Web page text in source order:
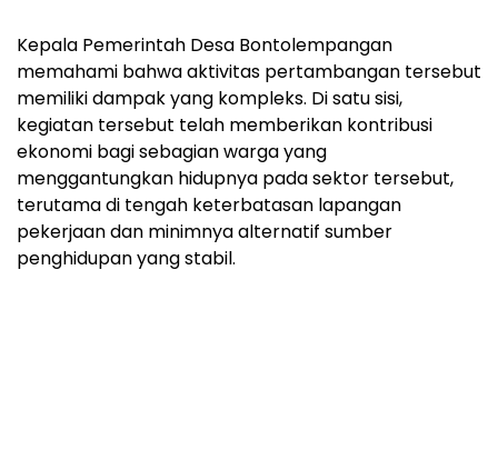
Kepala Pemerintah Desa Bontolempangan
memahami bahwa aktivitas pertambangan tersebut
memiliki dampak yang kompleks. Di satu sisi,
kegiatan tersebut telah memberikan kontribusi
ekonomi bagi sebagian warga yang
menggantungkan hidupnya pada sektor tersebut,
terutama di tengah keterbatasan lapangan
pekerjaan dan minimnya alternatif sumber
penghidupan yang stabil.